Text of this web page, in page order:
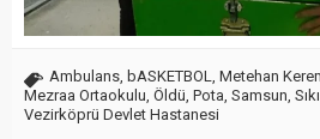
Ambulans bASKETBOL Metehan
Mezraa Ortaokulu Öldü Pota Samsun
Vezirköprü Devlet Hastanesi